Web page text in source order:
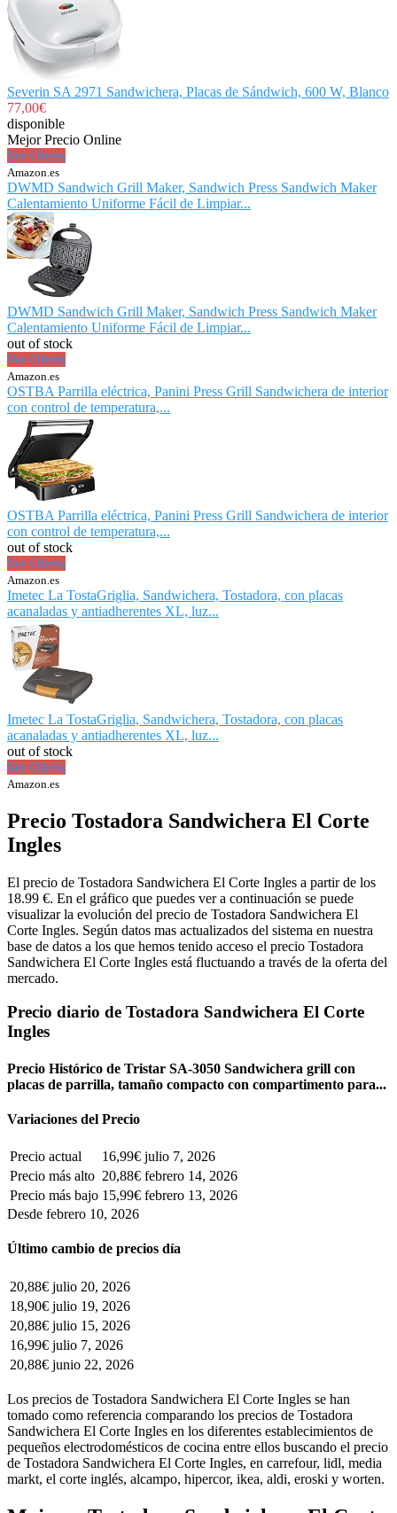
Severin SA 2971 Sandwichera, Placas de Sándwich, 600 W, Blanco
77,00€
disponible
Mejor Precio Online
Ver Oferta
Amazon.es
DWMD Sandwich Grill Maker, Sandwich Press Sandwich Maker
Calentamiento Uniforme Fácil de Limpiar...
DWMD Sandwich Grill Maker, Sandwich Press Sandwich Maker
Calentamiento Uniforme Fácil de Limpiar...
out of stock
Ver Oferta
Amazon.es
OSTBA Parrilla eléctrica, Panini Press Grill Sandwichera de interior
con control de temperatura,...
OSTBA Parrilla eléctrica, Panini Press Grill Sandwichera de interior
con control de temperatura,...
out of stock
Ver Oferta
Amazon.es
Imetec La TostaGriglia, Sandwichera, Tostadora, con placas
acanaladas y antiadherentes XL, luz...
Imetec La TostaGriglia, Sandwichera, Tostadora, con placas
acanaladas y antiadherentes XL, luz...
out of stock
Ver Oferta
Amazon.es
Precio Tostadora Sandwichera El Corte
Ingles
El precio de Tostadora Sandwichera El Corte Ingles a partir de los
18.99 €. En el gráfico que puedes ver a continuación se puede
visualizar la evolución del precio de Tostadora Sandwichera El
Corte Ingles. Según datos mas actualizados del sistema en nuestra
base de datos a los que hemos tenido acceso el precio Tostadora
Sandwichera El Corte Ingles está fluctuando a través de la oferta del
mercado.
Precio diario de Tostadora Sandwichera El Corte
Ingles
Precio Histórico de Tristar SA-3050 Sandwichera grill con
placas de parrilla, tamaño compacto con compartimento para...
Variaciones del Precio
Precio actual 16,99€ julio 7, 2026
Precio más alto 20,88€ febrero 14, 2026
Precio más bajo 15,99€ febrero 13, 2026
Desde febrero 10, 2026
Último cambio de precios día
20,88€ julio 20, 2026
18,90€ julio 19, 2026
20,88€ julio 15, 2026
16,99€ julio 7, 2026
20,88€ junio 22, 2026
Los precios de Tostadora Sandwichera El Corte Ingles se han
tomado como referencia comparando los precios de Tostadora
Sandwichera El Corte Ingles en los diferentes establecimientos de
pequeños electrodomésticos de cocina entre ellos buscando el precio
de Tostadora Sandwichera El Corte Ingles, en carrefour, lidl, media
markt, el corte inglés, alcampo, hipercor, ikea, aldi, eroski y worten.